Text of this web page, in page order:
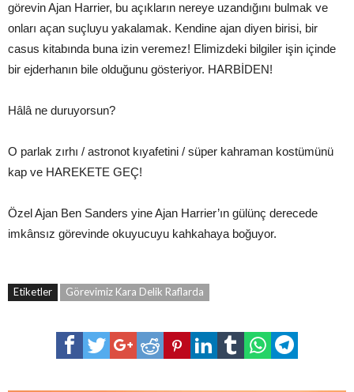
görevin Ajan Harrier, bu açıkların nereye uzandığını bulmak ve
onları açan suçluyu yakalamak. Kendine ajan diyen birisi, bir
casus kitabında buna izin veremez! Elimizdeki bilgiler işin içinde
bir ejderhanın bile olduğunu gösteriyor. HARBİDEN!
Hâlâ ne duruyorsun?
O parlak zırhı / astronot kıyafetini / süper kahraman kostümünü
kap ve HAREKETE GEÇ!
Özel Ajan Ben Sanders yine Ajan Harrier’ın gülünç derecede
imkânsız görevinde okuyucuyu kahkahaya boğuyor.
Etiketler Görevimiz Kara Delik Raflarda